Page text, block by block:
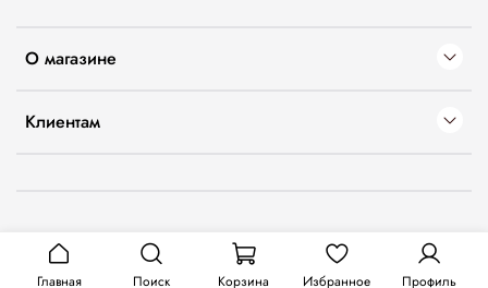
О магазине
Клиентам
Главная Поиск Корзина Избранное Профиль